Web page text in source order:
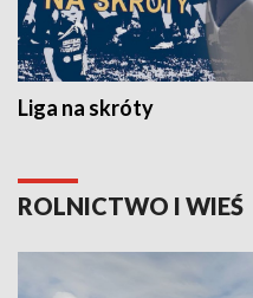
Liga na skróty
ROLNICTWO I WIEŚ